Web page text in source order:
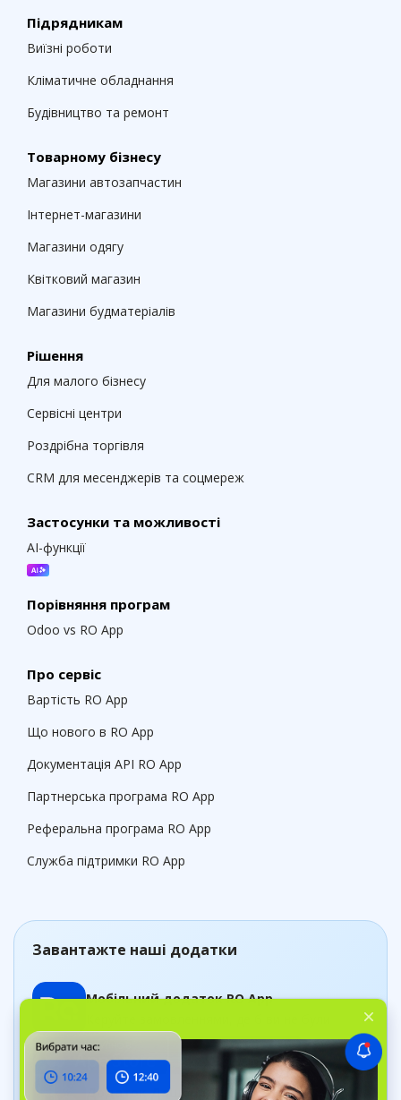
Підрядникам
Виїзні роботи
Кліматичне обладнання
Будівництво та ремонт
Товарному бізнесу
Магазини автозапчастин
Інтернет-магазини
Магазини одягу
Квітковий магазин
Магазини будматеріалів
Рішення
Для малого бізнесу
Сервісні центри
Роздрібна торгівля
CRM для месенджерів та соцмереж
Застосунки та можливості
AI-функції
Порівняння програм
Odoo vs RO App
Про сервіс
Вартість RO App
Що нового в RO App
Документація API RO App
Партнерська програма RO App
Реферальна програма RO App
Служба підтримки RO App
Завантажте наші додатки
Мобільний додаток RO App
Додаток Дашборд